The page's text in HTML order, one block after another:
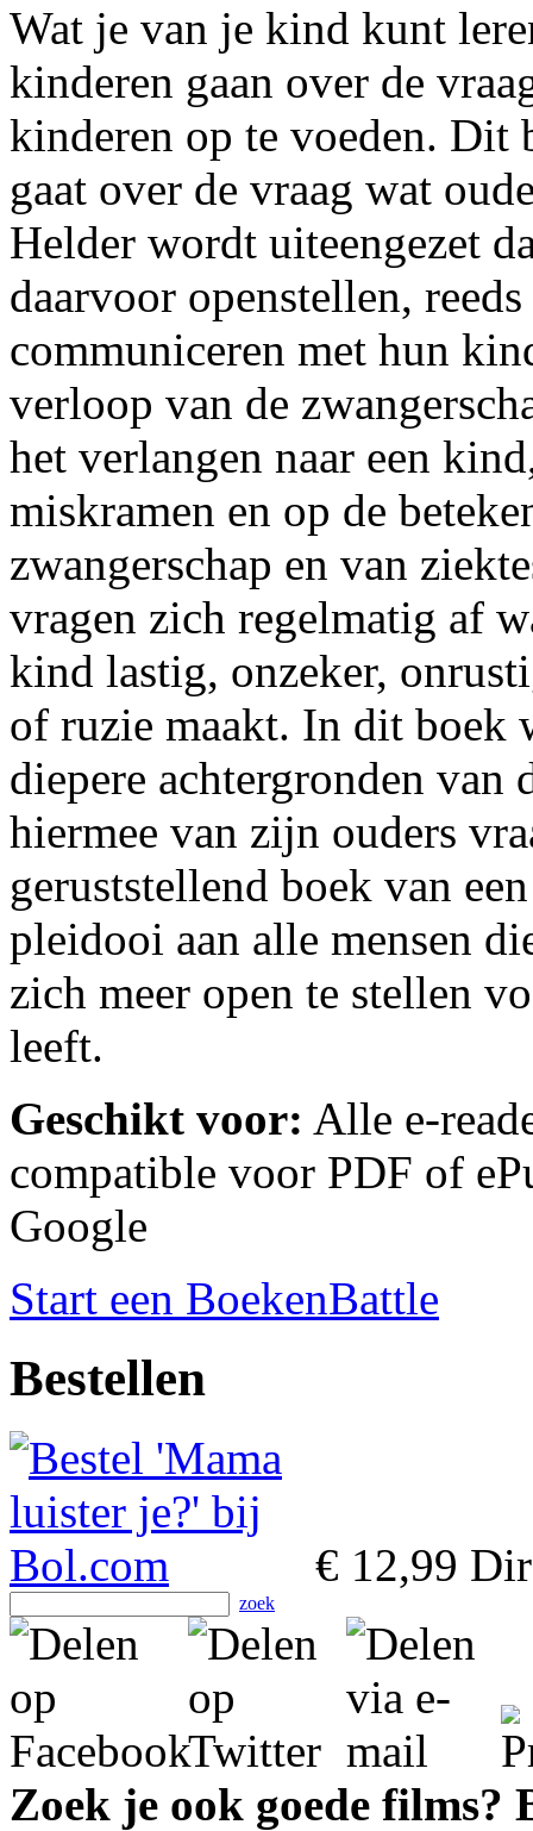
Wat je van je kind kunt
kinderen gaan over de
kinderen op te voeden. Dit
gaat over de vraag wat
Helder wordt uiteengezet
daarvoor openstellen,
communiceren met hun
verloop van de
het verlangen naar een
miskramen en op de
zwangerschap en van
vragen zich regelmatig af
kind lastig, onzeker,
of ruzie maakt. In dit boek
diepere achtergronden
hiermee van zijn ouders
geruststellend boek van
pleidooi aan alle mensen
zich meer open te stellen
leeft.
Geschikt voor: Alle e-
compatible voor PDF of
Google
Start een BoekenBattle
Bestellen
€ 12,99
zoek
Zoek je ook goede films?